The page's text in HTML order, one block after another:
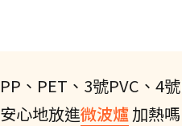
PP、PET、3號PVC、4
安心地放進微波爐加熱